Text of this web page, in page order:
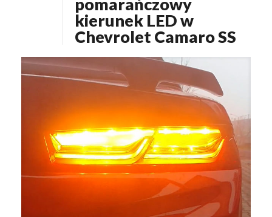
kierunek LED w
Chevrolet Camaro SS